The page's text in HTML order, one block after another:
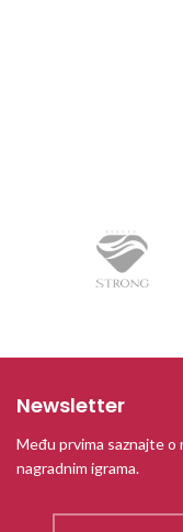
Newsletter
Među prvima saznajte o
nagradnim igrama.